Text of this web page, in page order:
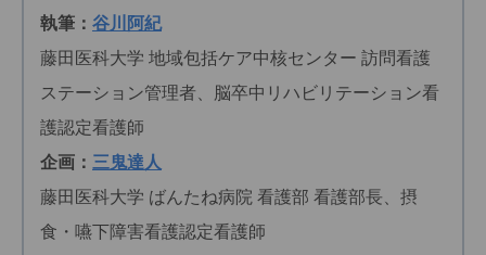
執筆： 谷川阿紀
藤田医科大学 地域包括ケア中核センター 訪問看護
ステーション管理者、脳卒中リハビリテーション看
護認定看護師
企画： 三鬼達人
藤田医科大学 ばんたね病院 看護部 看護部長、摂
食・嚥下障害看護認定看護師